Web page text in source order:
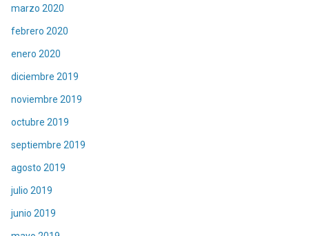
marzo 2020
febrero 2020
enero 2020
diciembre 2019
noviembre 2019
octubre 2019
septiembre 2019
agosto 2019
julio 2019
junio 2019